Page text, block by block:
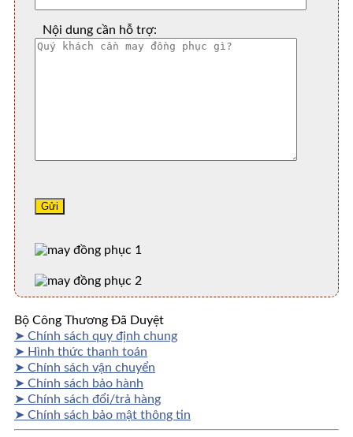
Nội dung cần hỗ trợ:
Bộ Công Thương Đã Duyệt
➤ Chính sách quy định chung
➤ Hình thức thanh toán
➤ Chính sách vận chuyển
➤ Chính sách bảo hành
➤ Chính sách đổi/trả hàng
➤ Chính sách bảo mật thông tin